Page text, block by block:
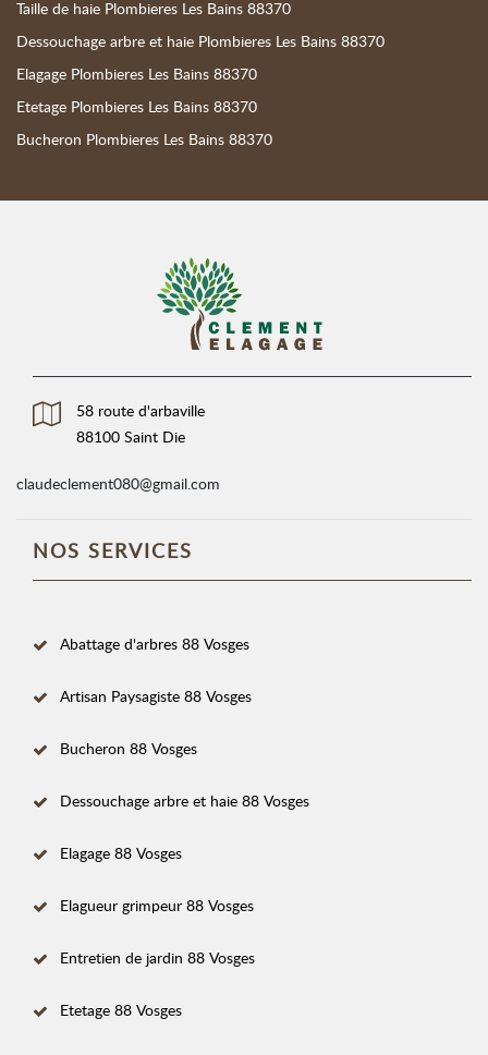
Taille de haie Plombieres Les Bains 88370
Dessouchage arbre et haie Plombieres Les Bains 88370
Elagage Plombieres Les Bains 88370
Etetage Plombieres Les Bains 88370
Bucheron Plombieres Les Bains 88370
58 route d'arbaville
88100 Saint Die
claudeclement080@gmail.com
NOS SERVICES
Abattage d'arbres 88 Vosges
Artisan Paysagiste 88 Vosges
Bucheron 88 Vosges
Dessouchage arbre et haie 88 Vosges
Elagage 88 Vosges
Elagueur grimpeur 88 Vosges
Entretien de jardin 88 Vosges
Etetage 88 Vosges